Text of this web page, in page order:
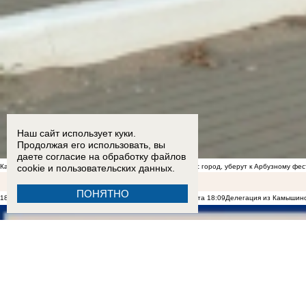
Камышане предположили, что сорную траву, которой зарос город, уберут к Арбузному
18:16 В Камышине гладиолусы побили рекорд по цене букета 18:09Делегация из
Наш сайт использует куки.
Продолжая его использовать, вы
даете согласие на обработку файлов
cookie и пользовательских данных.
ПОНЯТНО